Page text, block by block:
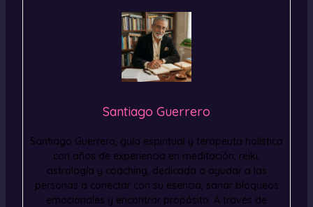
Santiago Guerrero
Santiago Guerrero, guía espiritual y terapeuta holística
con años de experiencia en meditación, reiki,
astrología y coaching, dedicada a ayudar a las
personas a conectar con su esencia, sanar bloqueos
emocionales y encontrar propósito. A través de